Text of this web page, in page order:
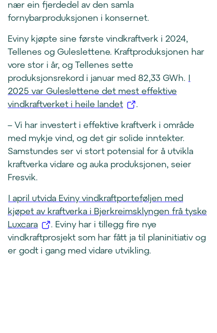
nær ein fjerdedel av den samla
fornybarproduksjonen i konsernet.
Eviny kjøpte sine første vindkraftverk i 2024,
Tellenes og Guleslettene. Kraftproduksjonen har
vore stor i år, og Tellenes sette
produksjonsrekord i januar med 82,33 GWh. I
2025 var Guleslettene det mest effektive
vindkraftverket i heile landet(
p
n
e
s
n
y
t
t
v
.
– Vi har investert i effektive kraftverk i område
med mykje vind, og det gir solide inntekter.
Samstundes ser vi stort potensial for å utvikla
kraftverka vidare og auka produksjonen, seier
Fresvik.
I april utvida Eviny vindkraftporteføljen med
kjøpet av kraftverka i Bjerkreimsklyngen frå tyske
Luxcara(
å
p
. Eviny har i tillegg fire nye
vindkraftprosjekt som har fått ja til planinitiativ og
er godt i gang med vidare utvikling.